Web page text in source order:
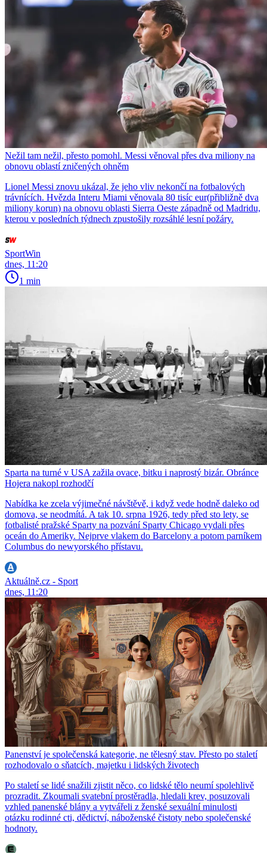
Nežil tam nežil, přesto pomohl. Messi věnoval přes dva miliony na
obnovu oblastí zničených ohněm
Lionel Messi znovu ukázal, že jeho vliv nekončí na fotbalových
trávnících. Hvězda Interu Miami věnovala 80 tisíc eur(přibližně dva
miliony korun) na obnovu oblasti Sierra Oeste západně od Madridu,
kterou v posledních týdnech zpustošily rozsáhlé lesní požáry.
SportWin
dnes, 11:20
1 min
Sparta na turné v USA zažila ovace, bitku i naprostý bizár. Obránce
Hojera nakopl rozhodčí
Nabídka ke zcela výjimečné návštěvě, i když vede hodně daleko od
domova, se neodmítá. A tak 10. srpna 1926, tedy před sto lety, se
fotbalisté pražské Sparty na pozvání Sparty Chicago vydali přes
oceán do Ameriky. Nejprve vlakem do Barcelony a potom parníkem
Columbus do newyorského přístavu.
Aktuálně.cz - Sport
dnes, 11:20
Panenství je společenská kategorie, ne tělesný stav. Přesto po staletí
rozhodovalo o sňatcích, majetku i lidských životech
Po staletí se lidé snažili zjistit něco, co lidské tělo neumí spolehlivě
prozradit. Zkoumali svatební prostěradla, hledali krev, posuzovali
vzhled panenské blány a vytvářeli z ženské sexuální minulosti
otázku rodinné cti, dědictví, náboženské čistoty nebo společenské
hodnoty.